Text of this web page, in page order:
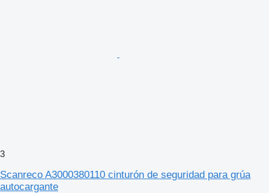
3
Scanreco A3000380110 cinturón de seguridad para grúa
autocargante